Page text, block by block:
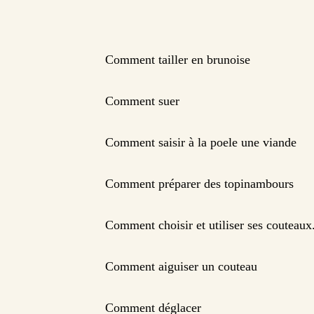
Comment tailler en brunoise
Comment suer
Comment saisir à la poele une viande
Comment préparer des topinambours
Comment choisir et utiliser ses
Comment aiguiser un couteau
Comment déglacer